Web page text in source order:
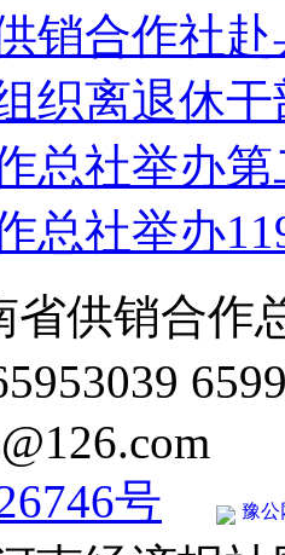
销合作社
织离退休
总社举办
总社举办
省供销合作
号
豫公